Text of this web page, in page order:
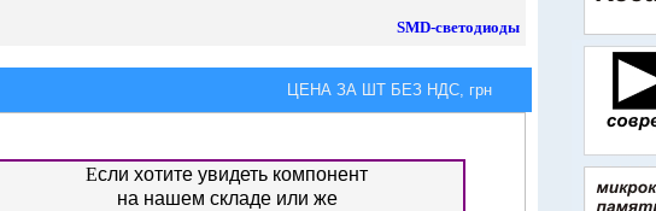
SMD-светодиоды
ЦЕНА ЗА ШТ БЕЗ НДС, грн
Если хотите увидеть компонент
на нашем складе или же